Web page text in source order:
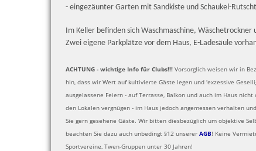
- eingezäunter Garten mit Sandkiste und Schaukel-
Im Keller befinden sich Waschmaschine, Wäschetrockner
Zwei eigene Parkplätze vor dem Haus, E-Ladesäule
ACHTUNG - wichtige Info für Clubs!!! Vorsorglich weisen wir in
hin, dass wir Wert auf kultivierte Gäste legen und 'exzessive
ausgelassene Feiern - auf Terrasse, Balkon und auch im Haus
den Lokalen vergnügen - im Haus jedoch angemessen verhalten
Sie gern gesehene Gäste. Wir bitten diesbezüglich um objektive
beachten Sie dazu auch unbedingt §12 unserer AGB! Keine
Sportvereine, Twen-Gruppen unter 30 Jahren!